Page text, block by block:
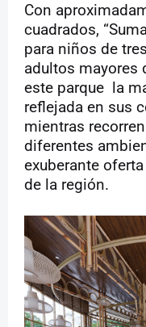
Con
cuadrados,
para niños de
adultos mayores
este parque
la
reflejada en sus
mientras
diferentes
exuberante
de la región.